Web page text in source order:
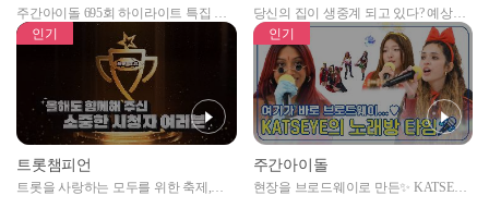
주간아이돌 695회 하이라이트 특집 남
자아이돌편 예고
당신의 집이 생중계 되고 있다? 예상치
못한 곳에서 일어나는 불법촬영 범죄!
인기
트롯챔피언
트롯을 사랑하는 모두를 위한 축제,
인기
주간아이돌
현장을 브로드웨이로 만든✨ KATSEYE